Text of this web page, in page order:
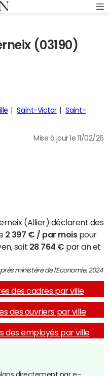
(03190)
Saint-Victor
Saint-
Mise à jour le 11/02/26
(Allier) déclarent des
2 397 € / par moispour
soit 28 764 € par an et
ministère de l'Economie, 2024
des cadres par ville
des ouvriers par ville
des employés par ville
directement par e-